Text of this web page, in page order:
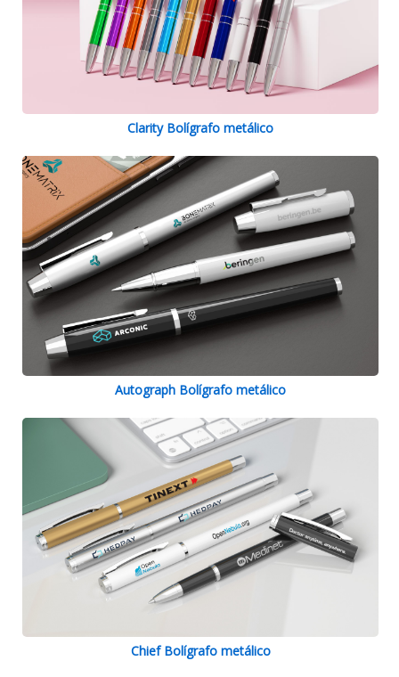
Clarity Bolígrafo metálico
Autograph Bolígrafo metálico
Chief Bolígrafo metálico